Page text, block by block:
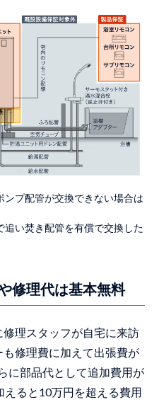
プ配管が交換できない場合は
い焚き配管を有償で交換した
修理代は基本無料
理スタッフが自宅に来訪
修理費に加えて出張費が
に部品代として追加費用が
ると10万円を超える費用